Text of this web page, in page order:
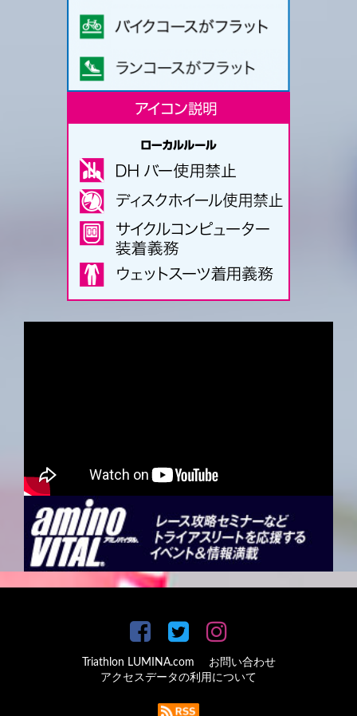
Triathlon LUMINA.com
お問い合わせ
アクセスデータの利用について